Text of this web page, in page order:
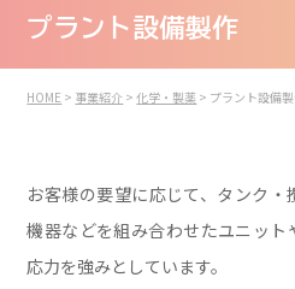
プラント設備製作
HOME > 事業紹介 >化学・製薬 > プラント設備
お客様の要望に応じて、タンク
機器などを組み合わせたユニット
応力を強みとしています。